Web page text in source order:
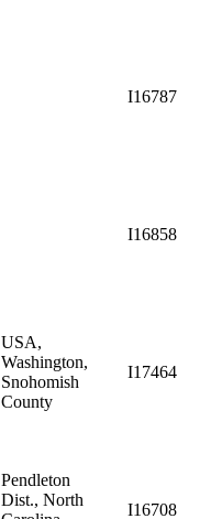
I16787
I16858
USA,
Washington,
Snohomish
County
I17464
Pendleton
Dist., North
I16708